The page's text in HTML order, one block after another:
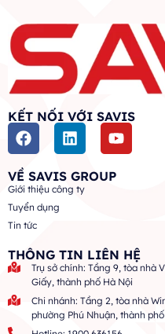
KẾT NỐI VỚI SAVIS
VỀ SAVIS GROUP
Giới thiệu công ty
Tuyển dụng
Tin tức
THÔNG TIN LIÊN HỆ
Trụ sở chính: Tầng 9, tòa nhà
Giấy, thành phố Hà Nội
Chi nhánh: Tầng 2, tòa nhà
phường Phú Nhuận, thành